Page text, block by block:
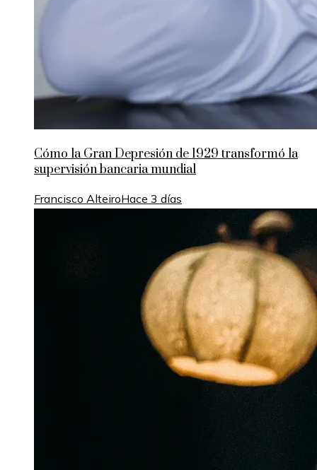
Cómo la Gran Depresión de 1929 transformó la
supervisión bancaria mundial
Francisco AlteiroHace 3 días